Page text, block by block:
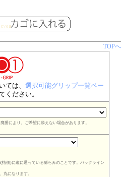
TOPへ
ては、 選択可能グリップ一覧ペー
ください。
番により、ご希望に添えない場合があります。
指側)に縦に通っている膨らみのことです。バックライン
丸になります。